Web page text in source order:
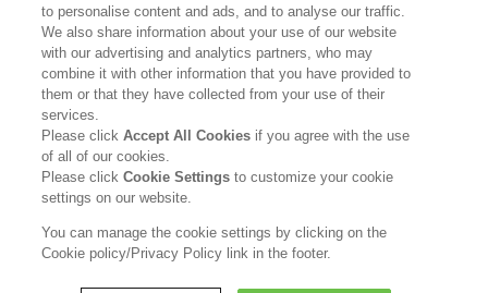
サステナビリティ イノベーション
ブランド 投資家情報
ニュースルーム 採用情報
利用規約 花王のアクセシビリティ 個人情報保護方針
to personalise content and ads, and to analyse our traffic.
We also share information about your use of our website
with our advertising and analytics partners, who may
combine it with other information that you have provided to
them or that they have collected from your use of their
services.
Please clickAccept All Cookies if you agree with the use
of all of our cookies.
Please clickCookie Settingsto customize your cookie
settings on our website.
You can manage the cookie settings by clicking on the
Cookie policy/Privacy Policy link in the footer.